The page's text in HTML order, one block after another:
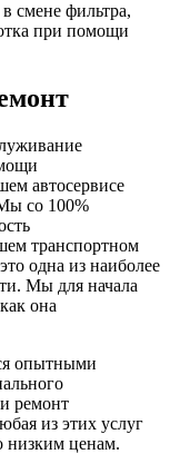
смене фильтра,
при помощи
автосервисе
со 100%
транспортном
одна из наиболее
Мы для начала
она
опытными
ремонт
из этих услуг
низким ценам.